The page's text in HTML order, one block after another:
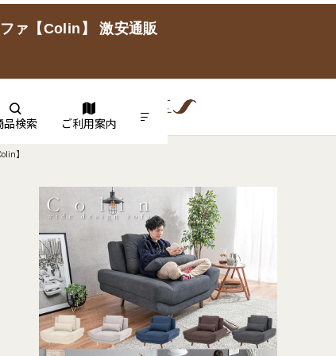
ァ【Colin】 激安通販
品検索 ご利用案内
】